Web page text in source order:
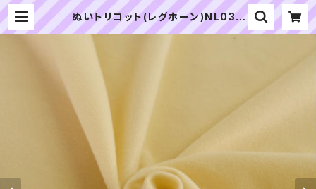
ぬいトリコット(レグホーン)NL038
ぬいぐるみ用薄手パイル生地 20cm
| ぬいぐるみの生地やさん｜「ぬい」の
布地・材料の通販専門店